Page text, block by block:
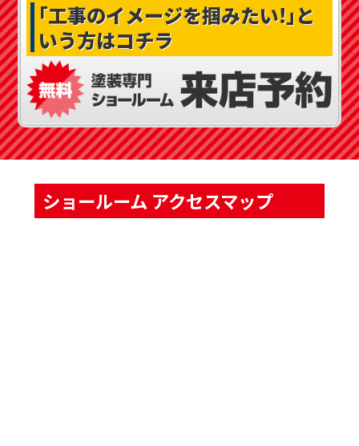
｢工事のイメージを掴みたい!｣と
いう方はコチラ
ショールーム アクセスマップ